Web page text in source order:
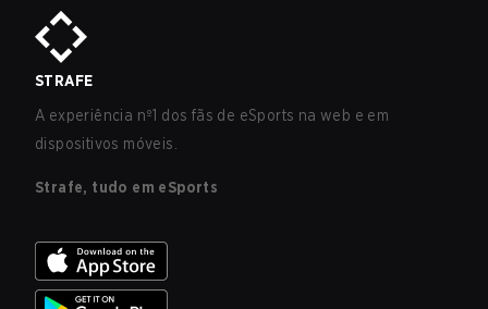
STRAFE
A experiência nº1 dos fãs de eSports na web e em
dispositivos móveis.
Strafe, tudo em eSports